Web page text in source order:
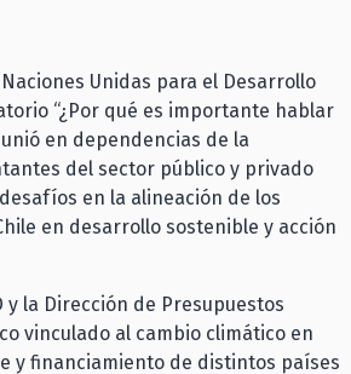
Unidas para el Desarrollo
“¿Por qué es importante hablar
en dependencias de la
del sector público y privado
en la alineación de los
en desarrollo sostenible y acción
y la Dirección de Presupuestos
vinculado al cambio climático en
y financiamiento de distintos países